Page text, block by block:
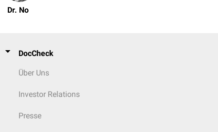
Dr. No
DocCheck
Über Uns
Investor Relations
Presse